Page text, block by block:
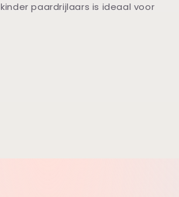
kinder paardrijlaars is ideaal voor